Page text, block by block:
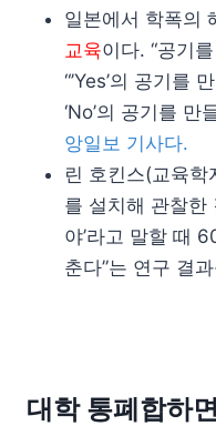
일본에서 학폭의
교육이다. “공기
“’Yes’의 공기를
‘No’의 공기를 만
앙일보 기사다.
린 호킨스(교육
를 설치해 관찰한
야’라고 말할 때
춘다”는 연구 결
대학 통폐합하